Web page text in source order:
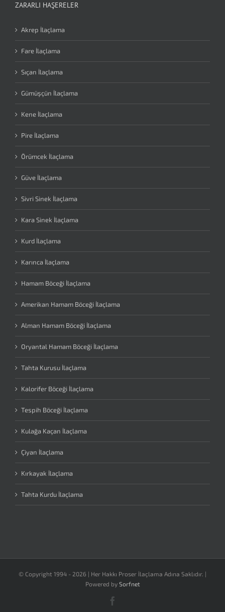
ZARARLI HAŞERELER
Akrep İlaçlama
Fare İlaçlama
Sıçan İlaçlama
Gümüşçün İlaçlama
Kene İlaçlama
Pire İlaçlama
Örümcek İlaçlama
Güve İlaçlama
Sivri Sinek İlaçlama
Kara Sinek İlaçlama
Kurd İlaçlama
Karınca İlaçlama
Hamam Böceği İlaçlama
Amerikan Hamam Böceği İlaçlama
Alman Hamam Böceği İlaçlama
Oryantal Hamam Böceği İlaçlama
Tahta Kurusu İlaçlama
Kalorifer Böceği İlaçlama
Tespih Böceği İlaçlama
Kulağa Kaçan İlaçlama
Çiyan İlaçlama
Kırkayak İlaçlama
Tahta Kurdu İlaçlama
© Copyright 1994 - 2026 | Her Hakkı Proser İlaçlama Adına Saklıdır. |
Powered by Sorfnet